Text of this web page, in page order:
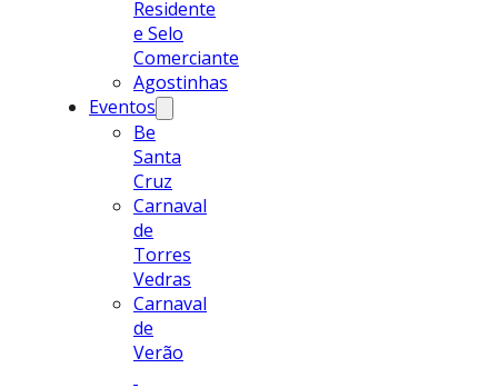
Residente
e Selo
Comerciante
Agostinhas
Eventos
Be
Santa
Cruz
Carnaval
de
Torres
Vedras
Carnaval
de
Verão